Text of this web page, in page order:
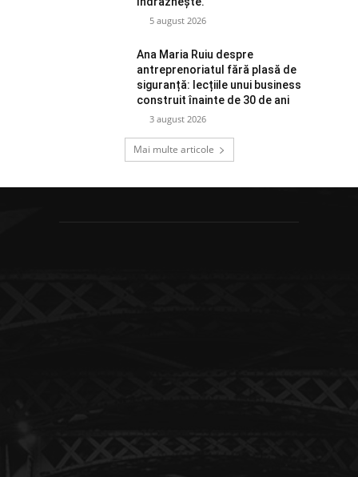
5 august 2026
Ana Maria Ruiu despre
antreprenoriatul fără plasă de
siguranță: lecțiile unui business
construit înainte de 30 de ani
3 august 2026
Mai multe articole